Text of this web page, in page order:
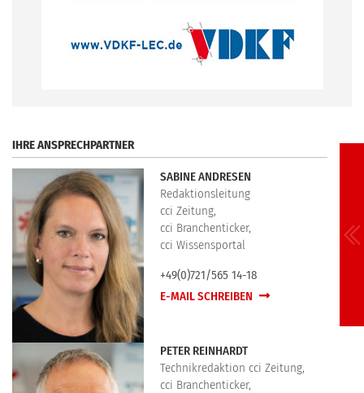
IHRE ANSPRECHPARTNER
SABINE ANDRESEN
Redaktionsleitung
cci Zeitung,
cci Branchenticker,
cci Wissensportal
+49(0)721/565 14-18
E-MAIL SCHREIBEN
PETER REINHARDT
Technikredaktion cci Zeitung,
cci Branchenticker,